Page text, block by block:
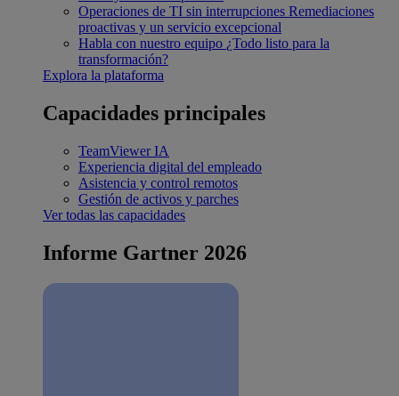
Operaciones de TI sin interrupciones Remediaciones
proactivas y un servicio excepcional
Habla con nuestro equipo ¿Todo listo para la
transformación?
Explora la plataforma
Capacidades principales
TeamViewer IA
Experiencia digital del empleado
Asistencia y control remotos
Gestión de activos y parches
Ver todas las capacidades
Informe Gartner 2026